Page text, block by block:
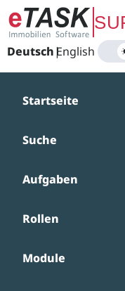
Zum Hauptinhalt
Deutsch|
English
Startseite
Suche
Aufgaben
Rollen
Module